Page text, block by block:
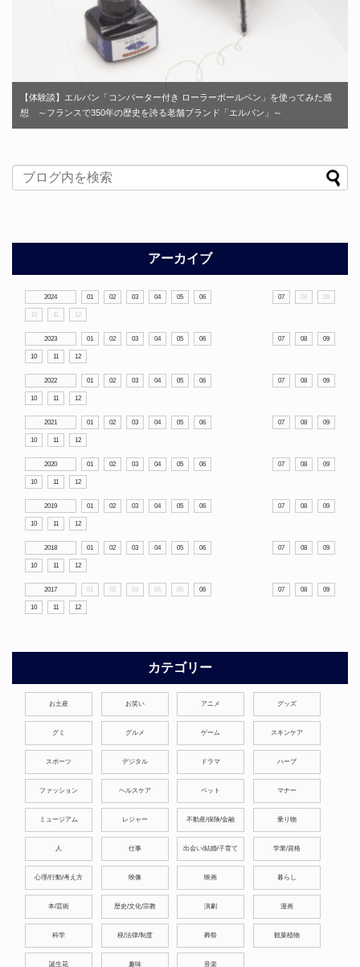
【体験談】エルバン「コンバーター付き ローラーボールペン」を使ってみた感
想 ～フランスで350年の歴史を誇る老舗ブランド「エルバン」～
アーカイブ
2024 01 02 03 04 05 06 07 08 09
10 11 12
2023 01 02 03 04 05 06 07 08 09
10 11 12
2022 01 02 03 04 05 06 07 08 09
10 11 12
2021 01 02 03 04 05 06 07 08 09
10 11 12
2020 01 02 03 04 05 06 07 08 09
10 11 12
2019 01 02 03 04 05 06 07 08 09
10 11 12
2018 01 02 03 04 05 06 07 08 09
10 11 12
2017 01 02 03 04 05 06 07 08 09
10 11 12
カテゴリー
お土産 お笑い アニメ グッズ
グミ グルメ ゲーム スキンケア
スポーツ デジタル ドラマ ハーブ
ファッション ヘルスケア ペット マナー
ミュージアム レジャー 不動産/保険/金融 乗り物
人 仕事 出会い/結婚/子育て 学業/資格
心理/行動/考え方 映像 映画 暮らし
本/芸術 歴史/文化/宗教 演劇 漫画
科学 税/法律/制度 葬祭 観葉植物
誕生花 趣味 音楽